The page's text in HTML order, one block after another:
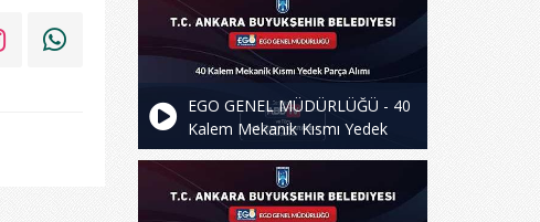
EGO GENEL MÜDÜRLÜĞÜ - 40
Kalem Mekanik Kısmı Yedek
Parça Alımı